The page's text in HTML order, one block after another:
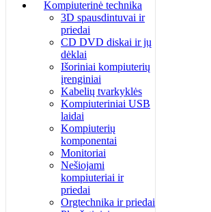
Kompiuterinė technika
3D spausdintuvai ir
priedai
CD DVD diskai ir jų
dėklai
Išoriniai kompiuterių
įrenginiai
Kabelių tvarkyklės
Kompiuteriniai USB
laidai
Kompiuterių
komponentai
Monitoriai
Nešiojami
kompiuteriai ir
priedai
Orgtechnika ir priedai